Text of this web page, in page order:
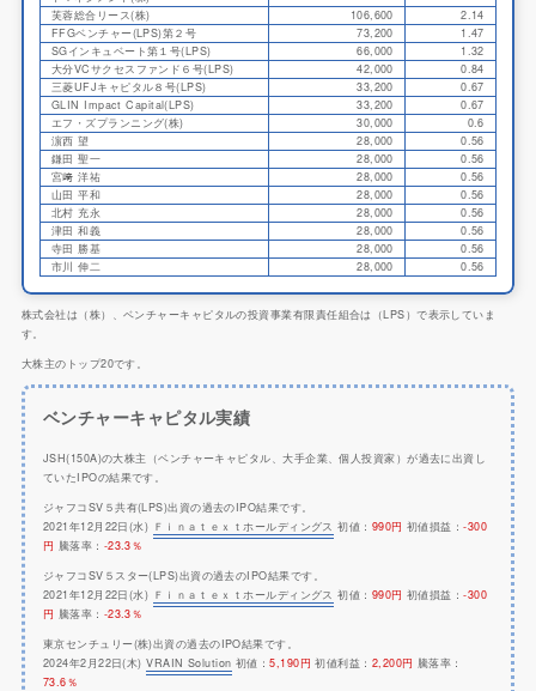
芙蓉総合リース(株)
106,600
2.14
FFGベンチャー(LPS)第２号
73,200
1.47
SGインキュベート第１号(LPS)
66,000
1.32
大分VCサクセスファンド６号(LPS)
42,000
0.84
三菱UFJキャピタル８号(LPS)
33,200
0.67
GLIN Impact Capital(LPS)
33,200
0.67
エフ・ズプランニング(株)
30,000
0.6
濵西 望
28,000
0.56
鎌田 聖一
28,000
0.56
宮﨑 洋祐
28,000
0.56
山田 平和
28,000
0.56
北村 充永
28,000
0.56
津田 和義
28,000
0.56
寺田 勝基
28,000
0.56
市川 伸二
28,000 0.56
株式会社は（株）、ベンチャーキャピタルの投資事業有限責任組合は（LPS）で表示していま
す。
大株主のトップ20です。
ベンチャーキャピタル実績
JSH(150A)の大株主（ベンチャーキャピタル、大手企業、個人投資家）が過去に出資し
ていたIPOの結果です。
ジャフコSV５共有(LPS)出資の過去のIPO結果です。
2021年12月22日(水) Ｆｉｎａｔｅｘｔホールディングス 初値： 990円 初値損益：-300
円 騰落率： -23.3％
ジャフコSV５スター(LPS)出資の過去のIPO結果です。
2021年12月22日(水) Ｆｉｎａｔｅｘｔホールディングス 初値： 990円 初値損益：-300
円 騰落率： -23.3％
東京センチュリー(株)出資の過去のIPO結果です。
2024年2月22日(木)VRAIN Solution 初値：5,190円 初値利益： 2,200円 騰落率：
73.6％